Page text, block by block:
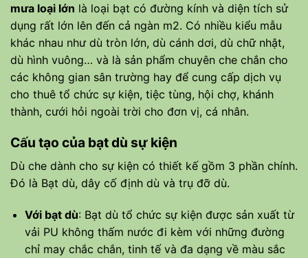
mưa loại lớn là loại bạt có đường kính và diện tích sử
dụng rất lớn lên đến cả ngàn m2. Có nhiều kiểu mẫu
khác nhau như dù tròn lớn, dù cánh dơi, dù chữ nhật,
dù hình vuông… và là sản phẩm chuyên che chắn cho
các không gian sân trường hay để cung cấp dịch vụ
cho thuê tổ chức sự kiện, tiệc tùng, hội chợ, khánh
thành, cưới hỏi ngoài trời cho đơn vị, cá nhân.
Cấu tạo của bạt dù sự kiện
Dù che dành cho sự kiện có thiết kế gồm 3 phần chính.
Đó là Bạt dù, dây cố định dù và trụ đỡ dù.
Với bạt dù: Bạt dù tổ chức sự kiện được sản xuất từ
vải PU không thấm nước đi kèm với những đường
chỉ may chắc chắn, tinh tế và đa dạng về màu sắc